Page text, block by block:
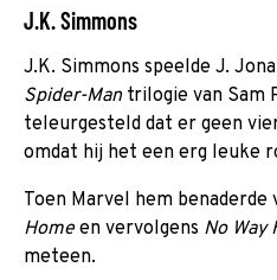
J.K. Simmons
J.K. Simmons speelde J.
Spider-Mantrilogie van Sam
teleurgesteld dat er geen
omdat hij het een erg leuke
Toen Marvel hem benaderde
Homeen vervolgens No Way
meteen.